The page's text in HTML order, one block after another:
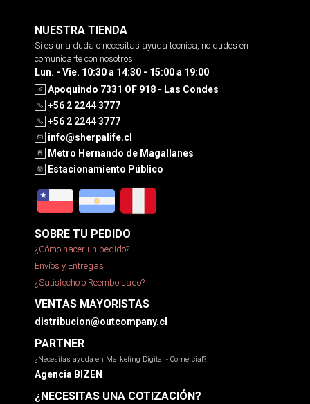
NUESTRA TIENDA
Si es una duda o necesitas ayuda tecnica, no dudes en
comunicarte con nosotros
Lun. - Vie. 10:30 a 14:30 - 15:00 a 19:00
Apoquindo 7331 OF 918 - Las Condes
+56 2 2244 3777
+56 2 2244 3777
info@sherpalife.cl
Metro Hernando de Magallanes
Estacionamiento Público
SOBRE TU PEDIDO
¿Cómo hacer un pedido?
Envíos y Entregas
¿Satisfecho o Reembolsado?
VENTAS MAYORISTAS
distribucion@outcompany.cl
PARTNER
¿Necesitas ayuda en Marketing Digital - Comercial?
Agencia BIZEN
¿NECESITAS UNA COTIZACIÓN?